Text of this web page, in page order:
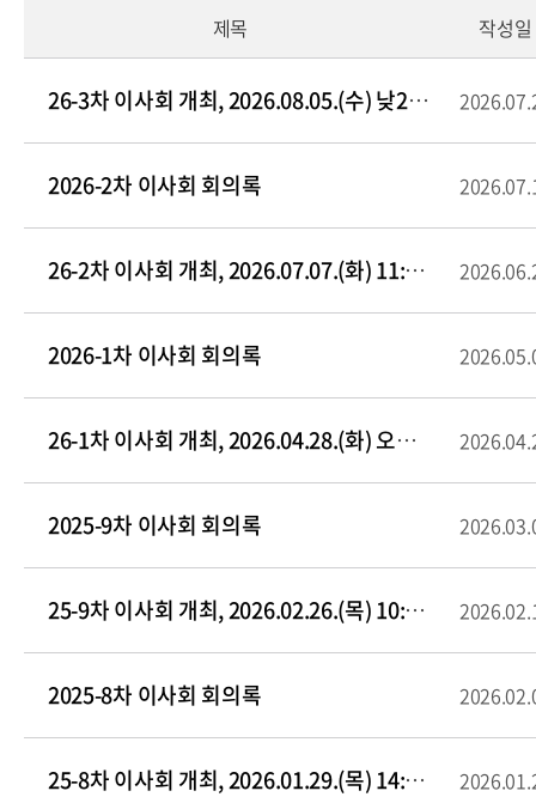
제목 작성일
26-3차 이사회 개최, 2026.08.05.(수) 낮2시, 성결대 재림관 8층 회의실
2026-2차 이사회 회의록
26-2차 이사회 개최, 2026.07.07.(화) 11:00, 성결대 재림관 8층 회의실
2026-1차 이사회 회의록
26-1차 이사회 개최, 2026.04.28.(화) 오후3시, 성결대 재림관 8층 회의실
2025-9차 이사회 회의록
25-9차 이사회 개최, 2026.02.26.(목) 10:30, 성결대 재림관 8층 회의실
2025-8차 이사회 회의록
25-8차 이사회 개최, 2026.01.29.(목) 14:00, 성결대 재림관 8층 회의실